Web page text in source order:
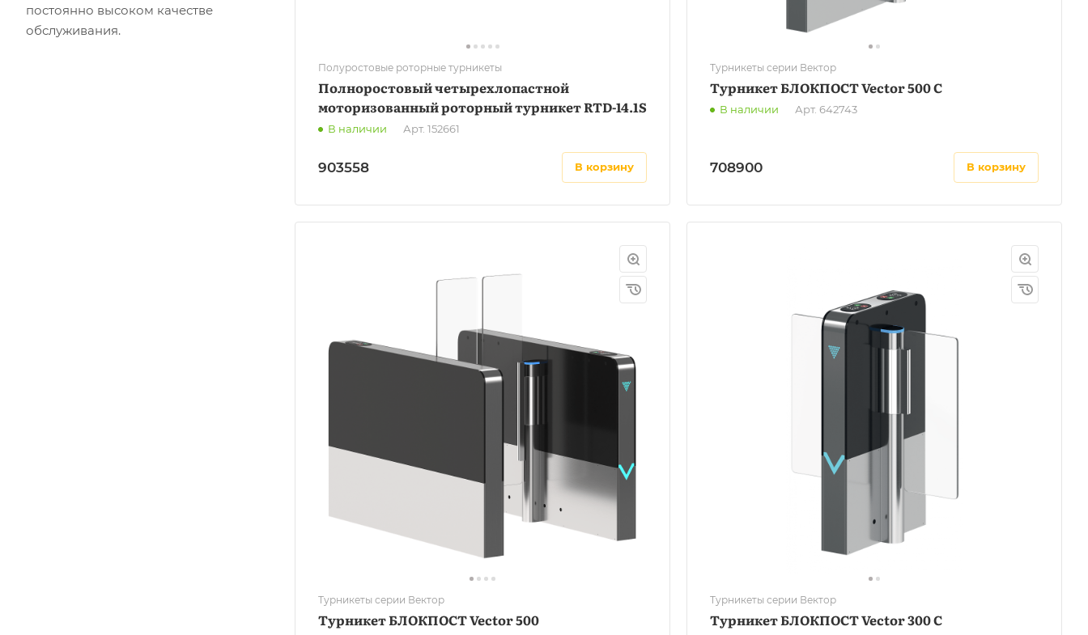
Полуростовые роторные турникеты
Полноростовый четырехлопастной
моторизованный роторный турникет RTD-14.1S
В наличии Арт. 152661
903558 в корзину
Турникеты серии Вектор
Турникет БЛОКПОСТ Vector 500 С
В наличии Арт. 642743
708900 в корзину
Турникеты серии Вектор
Турникет БЛОКПОСТ Vector 500
Турникеты серии Вектор
Турникет БЛОКПОСТ Vector 300 С
постоянно высоком качестве
обслуживания.